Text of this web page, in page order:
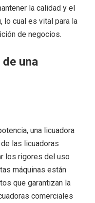
la calidad y el
lo cual es vital para la
de negocios.
una
una licuadora
las licuadoras
los rigores del uso
máquinas están
que garantizan la
comerciales